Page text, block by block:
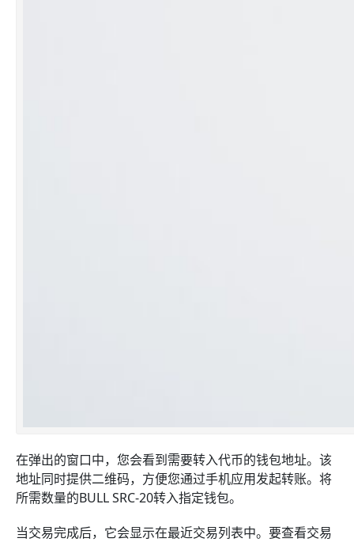
在弹出的窗口中，您会看到需要转入代币的钱包地址。该
地址同时提供二维码，方便您通过手机应用发起转账。将
所需数量的BULL SRC-20转入指定钱包。
当交易完成后，它会显示在最近交易列表中。要查看交易